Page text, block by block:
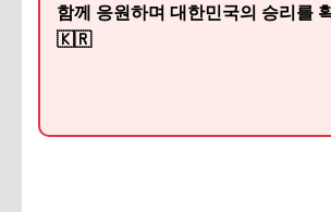
함께 응원하며 대한민국의 승리를
🇰🇷